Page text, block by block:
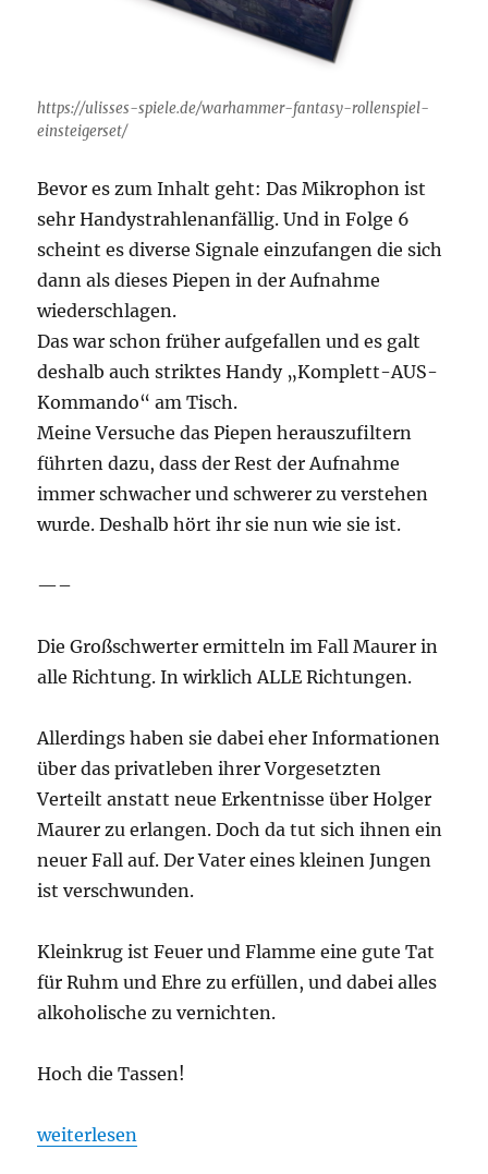
https://ulisses-spiele.de/warhammer-fantasy-rollenspiel-
einsteigerset/
Bevor es zum Inhalt geht: Das Mikrophon ist
sehr Handystrahlenanfällig. Und in Folge 6
scheint es diverse Signale einzufangen die sich
dann als dieses Piepen in der Aufnahme
wiederschlagen.
Das war schon früher aufgefallen und es galt
deshalb auch striktes Handy „Komplett-AUS-
Kommando“ am Tisch.
Meine Versuche das Piepen herauszufiltern
führten dazu, dass der Rest der Aufnahme
immer schwacher und schwerer zu verstehen
wurde. Deshalb hört ihr sie nun wie sie ist.
—–
Die Großschwerter ermitteln im Fall Maurer in
alle Richtung. In wirklich ALLE Richtungen.
Allerdings haben sie dabei eher Informationen
über das privatleben ihrer Vorgesetzten
Verteilt anstatt neue Erkentnisse über Holger
Maurer zu erlangen. Doch da tut sich ihnen ein
neuer Fall auf. Der Vater eines kleinen Jungen
ist verschwunden.
Kleinkrug ist Feuer und Flamme eine gute Tat
für Ruhm und Ehre zu erfüllen, und dabei alles
alkoholische zu vernichten.
Hoch die Tassen!
„Ohrhammer Fantasy „Übersreik“ Folge 6“
weiterlesen